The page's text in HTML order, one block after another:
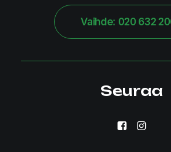
Vaihde: 020 632
Seuraa